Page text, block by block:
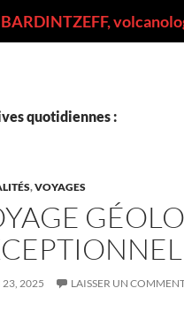
quotidiennes :
,VOYAGES
23, 2025 LAISSER UN